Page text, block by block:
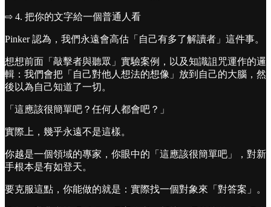
⇨ 4. 把你的文字給一個普通人看
Pinker 認為，我們永遠會高估「自己有多了解讀者」這件事。
想想前面「敲擊者與聽眾」實驗案例，以及知識詛咒運作的邏
輯：我們會把「自己對他人想法的想像」放到自己的大腦，然
後以為自己知道了一切。
「這應該很簡單吧？任何人都會吧？」
實際上，幾乎永遠不是這樣。
你越是一個領域的專家，你眼中的「這應該很簡單吧」，對新
手根本是有如登天。
要克服這點，你能做的就是：實際找一個對象來「對答案」。